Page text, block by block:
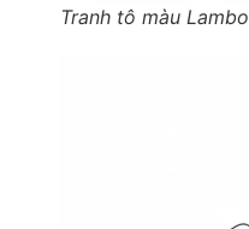
Tranh tô màu